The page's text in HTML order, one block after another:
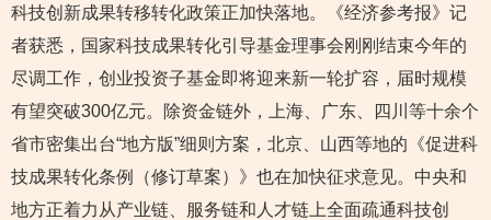
科技创新成果转移转化政策正加快落地。《经济参考报》记
者获悉，国家科技成果转化引导基金理事会刚刚结束今年的
尽调工作，创业投资子基金即将迎来新一轮扩容，届时规模
有望突破300亿元。除资金链外，上海、广东、四川等十余个
省市密集出台“地方版”细则方案，北京、山西等地的《促进科
技成果转化条例（修订草案）》也在加快征求意见。中央和
地方正着力从产业链、服务链和人才链上全面疏通科技创